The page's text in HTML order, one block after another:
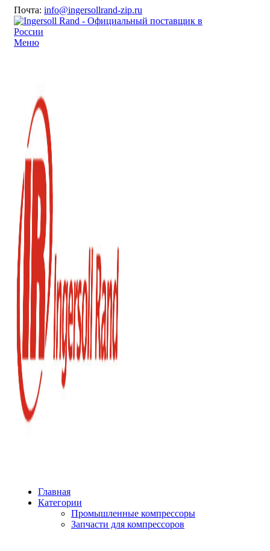
Почта: info@ingersollrand-zip.ru
Меню
Главная
Категории
Промышленные компрессоры
Запчасти для компрессоров